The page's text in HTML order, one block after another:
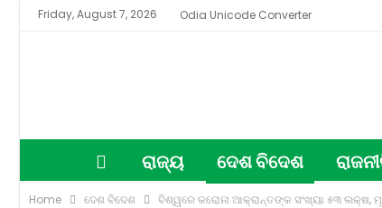
Friday, August 7, 2026 Odia Unicode Converter
ରାଜ୍ୟ ଦେଶ ବିଦେଶ
Home ଦେଶ ବିଦେଶ ବିଶ୍ୱରେ କରୋନା ଆକ୍ରାନ୍ତଙ୍କ ସଂଖ୍ୟା ୫୩ ଲକ୍ଷ,